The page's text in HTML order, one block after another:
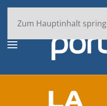
Zum Hauptinhalt